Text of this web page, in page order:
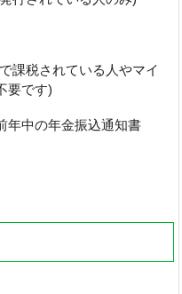
課税されている人やマイ
要です)
年中の年金振込通知書